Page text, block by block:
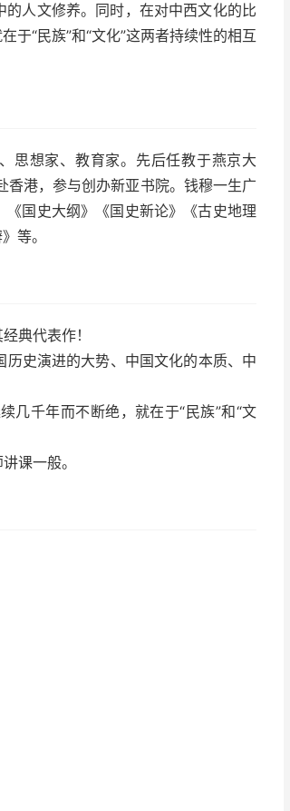
人文修养。同时，在对中西文化的比
于“民族”和“文化”这两者持续性的相互
思想家、教育家。先后任教于燕京大
港，参与创办新亚书院。钱穆一生广
国史大纲》《国史新论》《古史地理
等。
典代表作！
史演进的大势、中国文化的本质、中
千年而不断绝，就在于“民族”和“文
课一般。